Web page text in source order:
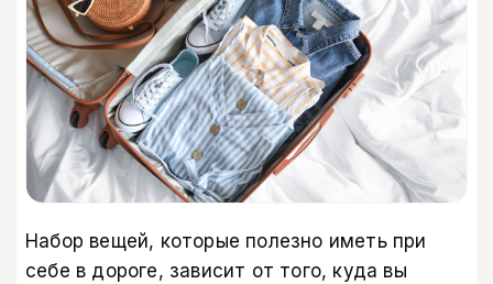
Набор вещей, которые полезно иметь при
себе в дороге, зависит от того, куда вы